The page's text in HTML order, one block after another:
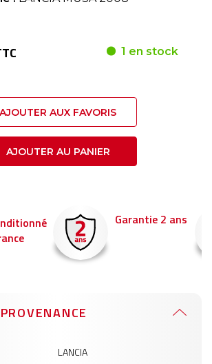
1 en stock
AJOUTER AUX FAVORIS
AJOUTER AU PANIER
Garantie 2 ans
LANCIA